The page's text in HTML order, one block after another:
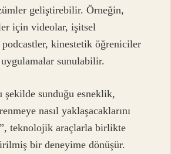
geliştirebilir. Örneğin,
için videolar, işitsel
kinestetik öğreniciler
sunulabilir.
sunduğu esneklik,
nasıl yaklaşacaklarını
teknolojik araçlarla birlikte
bir deneyime dönüşür.